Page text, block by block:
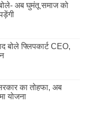
बोले- अब घुमंतू समाज को
बोले फ्लिपकार्ट CEO,
का तोहफा, अब
योजना